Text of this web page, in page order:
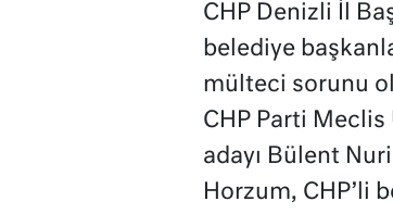
CHP Denizli İl
belediye
mülteci sorunu
CHP Parti
adayı Bülent
Horzum, CHP’li